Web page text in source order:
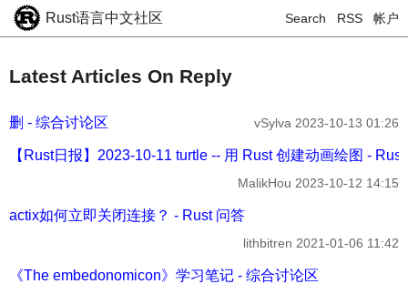
Rust语言中文社区 Search RSS 帐户
Latest Articles On Reply
删 - 综合讨论区 vSylva 2023-10-13 01:26
【Rust日报】2023-10-11 turtle -- 用 Rust 创建动画绘图 -
MalikHou 2023-10-12 14:15
actix如何立即关闭连接？ - Rust 问答
lithbitren 2021-01-06 11:42
《The embedonomicon》学习笔记 - 综合讨论区